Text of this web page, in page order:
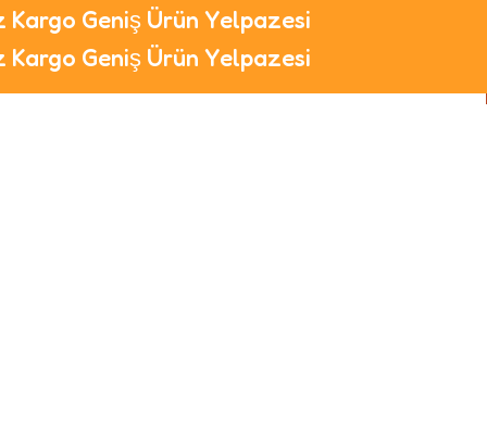
Kargo Geniş Ürün Yelpazesi
Kargo Geniş Ürün Yelpazesi